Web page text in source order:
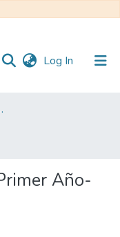
Log In (current)
Año-